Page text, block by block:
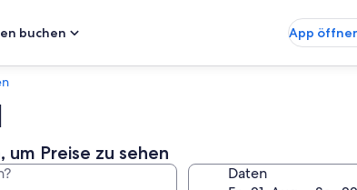
buchen
App
Preise zu sehen
Daten